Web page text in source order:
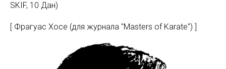
SKIF, 10 Дан)
[ Фрагуас Хосе (для журнала "Masters of Karate") ]